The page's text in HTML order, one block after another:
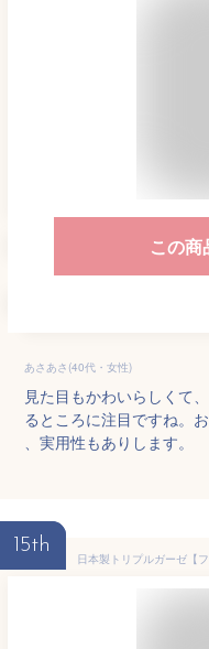
この商
あさあさ(40代・女性)
見た目もかわいらしくて
るところに注目ですね。
、実用性もありします。
15th